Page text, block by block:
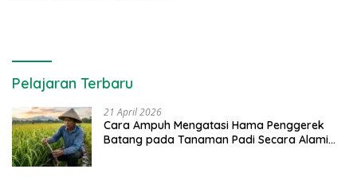
Pelajaran Terbaru
21 April 2026
Cara Ampuh Mengatasi Hama Penggerek
Batang pada Tanaman Padi Secara Alami